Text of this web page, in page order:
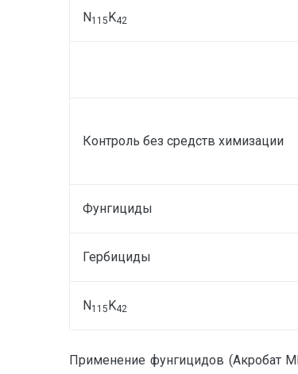
N115K42
Контроль без средств химизации
Фунгициды
Гербициды
N115K42
Применение фунгицидов (Акробат